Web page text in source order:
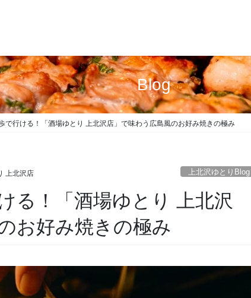
Blog
で行ける！「酒場ゆとり 上北沢店」で味わう広島風のお好み焼きの極み
上北沢店 上北沢ゆとりBlog
る！「酒場ゆとり 上北沢
お好み焼きの極み